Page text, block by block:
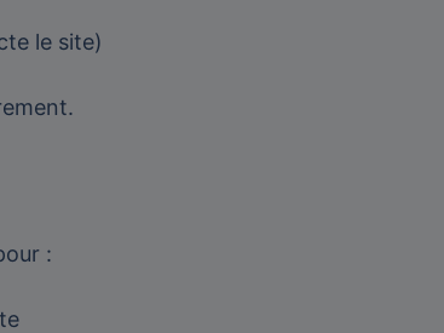
le site)
: